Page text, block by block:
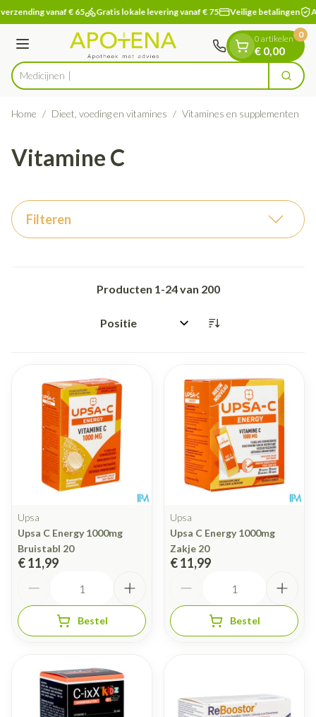
Ga naar de inhoud
1 van 1vanaf € 65 Gratis lokale levering vanaf € 75 Veilige betalingen
Menu
Product, merk, categorie... Zoek
0 artikelen
€ 0,00
0
Home / Dieet, voeding en vitamines / Vitamines en supplementen
Vitamine C
Filteren
Producten 1-24van 200
Sorteer op:
Upsa
Upsa C Energy 1000mg
Bruistabl 20
€ 11,99
Bestel
Upsa
Upsa C Energy 1000mg
Zakje 20
€ 11,99
Bestel